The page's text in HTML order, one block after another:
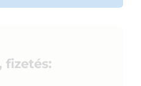
fizetés: